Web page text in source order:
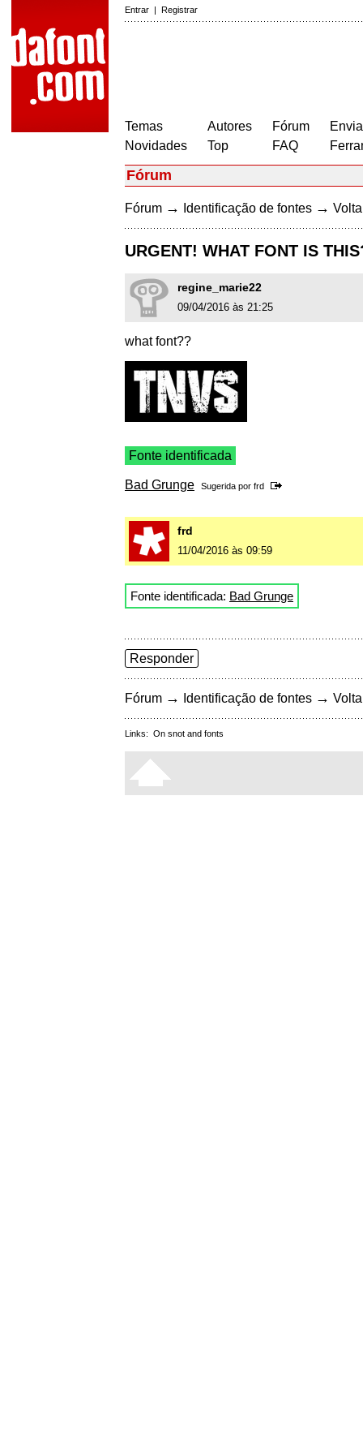
Entrar | Registrar
Temas
Novidades
Autores
Top
Fórum
FAQ
Fórum
Fórum → Identificação de fontes →
URGENT! WHAT FONT IS
regine_marie22
09/04/2016 às 21:25
what font??
Fonte identificada
Bad Grunge Sugerida por frd
frd
11/04/2016 às 09:59
Fonte identificada: Bad Grunge
Responder
Fórum → Identificação de fontes →
Links: On snot and fonts